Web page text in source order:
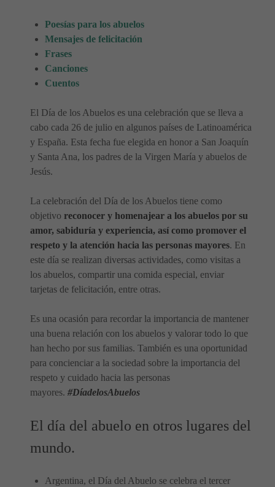
Poesías para los abuelos
Mensajes de felicitación
Frases
Canciones
Cuentos
El Día de los Abuelos es una celebración que se lleva a
cabo cada 26 de julio en algunos países de Latinoamérica
y España. Esta fecha fue elegida en honor a San Joaquín
y Santa Ana, los padres de la Virgen María y abuelos de
Jesús.
La celebración del Día de los Abuelos tiene como
objetivo reconocer y homenajear a los abuelos por su
amor, sabiduría y experiencia, así como promover el
respeto y la atención hacia las personas mayores. En
este día se realizan diversas actividades, como visitas a
los abuelos, compartir una comida especial, enviar
tarjetas de felicitación, entre otras.
Es una ocasión para recordar la importancia de mantener
una buena relación con los abuelos y valorar todo lo que
han hecho por sus familias. También es una oportunidad
para concienciar a la sociedad sobre la importancia del
respeto y cuidado hacia las personas
mayores. #DíadelosAbuelos
El día del abuelo en otros lugares del
mundo.
Argentina, el Día del Abuelo se celebra el tercer